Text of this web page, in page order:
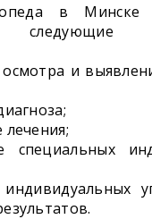
в
следующие
и
специальных
индивидуальных